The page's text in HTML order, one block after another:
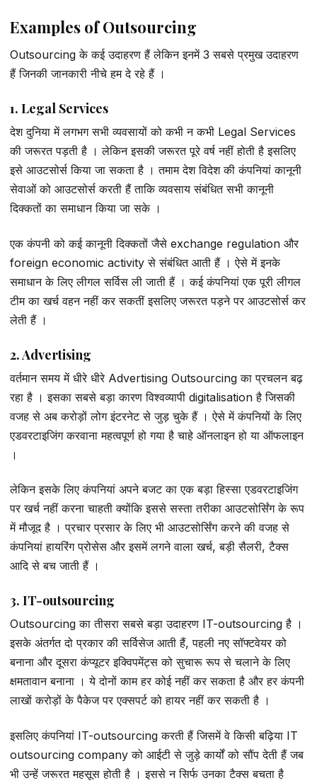
Examples of Outsourcing
Outsourcing के कई उदाहरण हैं लेकिन इनमें 3 सबसे प्रमुख उदाहरण
हैं जिनकी जानकारी नीचे हम दे रहे हैं ।
1. Legal Services
देश दुनिया में लगभग सभी व्यवसायों को कभी न कभी Legal Services
की जरूरत पड़ती है । लेकिन इसकी जरूरत पूरे वर्ष नहीं होती है इसलिए
इसे आउटसोर्स किया जा सकता है । तमाम देश विदेश की कंपनियां कानूनी
सेवाओं को आउटसोर्स करती हैं ताकि व्यवसाय संबंधित सभी कानूनी
दिक्कतों का समाधान किया जा सके ।
एक कंपनी को कई कानूनी दिक्कतों जैसे exchange regulation और
foreign economic activity से संबंधित आती हैं । ऐसे में इनके
समाधान के लिए लीगल सर्विस ली जाती हैं । कई कंपनियां एक पूरी लीगल
टीम का खर्च वहन नहीं कर सकतीं इसलिए जरूरत पड़ने पर आउटसोर्स कर
लेती हैं ।
2. Advertising
वर्तमान समय में धीरे धीरे Advertising Outsourcing का प्रचलन बढ़
रहा है । इसका सबसे बड़ा कारण विश्वव्यापी digitalisation है जिसकी
वजह से अब करोड़ों लोग इंटरनेट से जुड़ चुके हैं । ऐसे में कंपनियों के लिए
एडवरटाइजिंग करवाना महत्वपूर्ण हो गया है चाहे ऑनलाइन हो या ऑफलाइन
।
लेकिन इसके लिए कंपनियां अपने बजट का एक बड़ा हिस्सा एडवरटाइजिंग
पर खर्च नहीं करना चाहती क्योंकि इससे सस्ता तरीका आउटसोर्सिंग के रूप
में मौजूद है । प्रचार प्रसार के लिए भी आउटसोर्सिंग करने की वजह से
कंपनियां हायरिंग प्रोसेस और इसमें लगने वाला खर्च, बड़ी सैलरी, टैक्स
आदि से बच जाती हैं ।
3. IT-outsourcing
Outsourcing का तीसरा सबसे बड़ा उदाहरण IT-outsourcing है ।
इसके अंतर्गत दो प्रकार की सर्विसेज आती हैं, पहली नए सॉफ्टवेयर को
बनाना और दूसरा कंप्यूटर इक्विपमेंट्स को सुचारू रूप से चलाने के लिए
क्षमतावान बनाना । ये दोनों काम हर कोई नहीं कर सकता है और हर कंपनी
लाखों करोड़ों के पैकेज पर एक्सपर्ट को हायर नहीं कर सकती है ।
इसलिए कंपनियां IT-outsourcing करती हैं जिसमें वे किसी बढ़िया IT
outsourcing company को आईटी से जुड़े कार्यों को सौंप देती हैं जब
भी उन्हें जरूरत महसूस होती है । इससे न सिर्फ उनका टैक्स बचता है